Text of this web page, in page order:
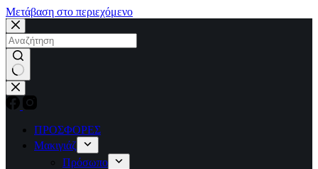
Μετάβαση στο περιεχόμενο
No
results
ΠΡΟΣΦΟΡΕΣ
Μακιγιάζ
Πρόσωπο